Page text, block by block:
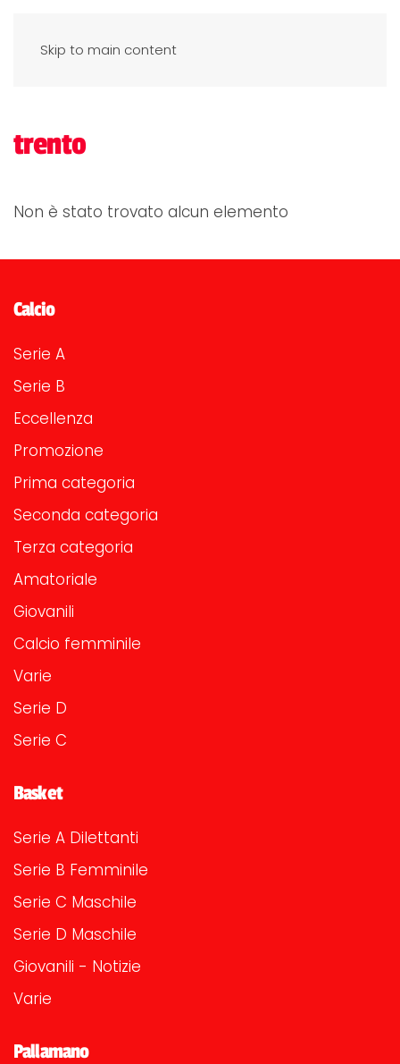
Skip to main content
trento
Non è stato trovato alcun elemento
Calcio
Serie A
Serie B
Eccellenza
Promozione
Prima categoria
Seconda categoria
Terza categoria
Amatoriale
Giovanili
Calcio femminile
Varie
Serie D
Serie C
Basket
Serie A Dilettanti
Serie B Femminile
Serie C Maschile
Serie D Maschile
Giovanili - Notizie
Varie
Pallamano